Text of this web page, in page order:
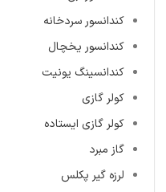
کندانسور سردخانه
کندانسور یخچال
کندانسینگ یونیت
کولر گازی
کولر گازی ایستاده
گاز مبرد
لرزه گیر پکلس